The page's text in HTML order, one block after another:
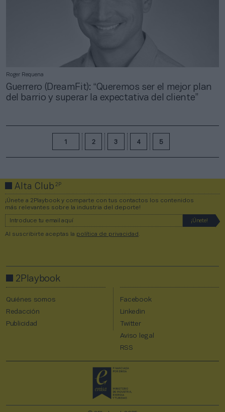
Roger Requena
Guerrero (DreamFit): “Queremos ser el mejor plan
del barrio y superar la expectativa del cliente”
2 3 4 5
Alta Club2P
¡Únete a 2Playbook y comparte con tus contactos los contenidos
más relevantes sobre la industria del deporte!
Al suscribirte aceptas la política de privacidad .
2Playbook
Quiénes somos
Redacción
Publicidad
Facebook
Linkedin
Twitter
Aviso legal
RSS